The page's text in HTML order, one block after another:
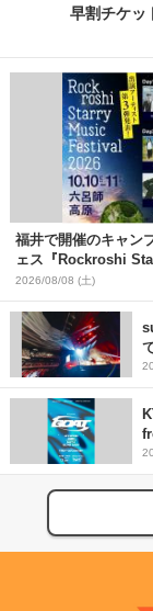
早割チケッ
福井で開催のキャン
ェス『Rockroshi
Festival 2026』第3弾
てSCOOBIE DO、か
Reiを発表
2026/08/08 (土)